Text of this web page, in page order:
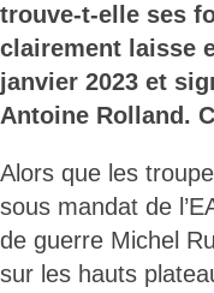
trouve-t-elle ses
clairement laisse
janvier 2023 et
Antoine Rolland.
Alors que les
sous mandat de
de guerre Michel
sur les hauts